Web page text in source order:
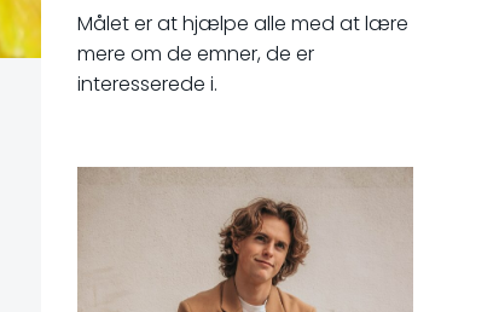
Målet er at hjælpe alle med at lære
mere om de emner, de er
interesserede i.